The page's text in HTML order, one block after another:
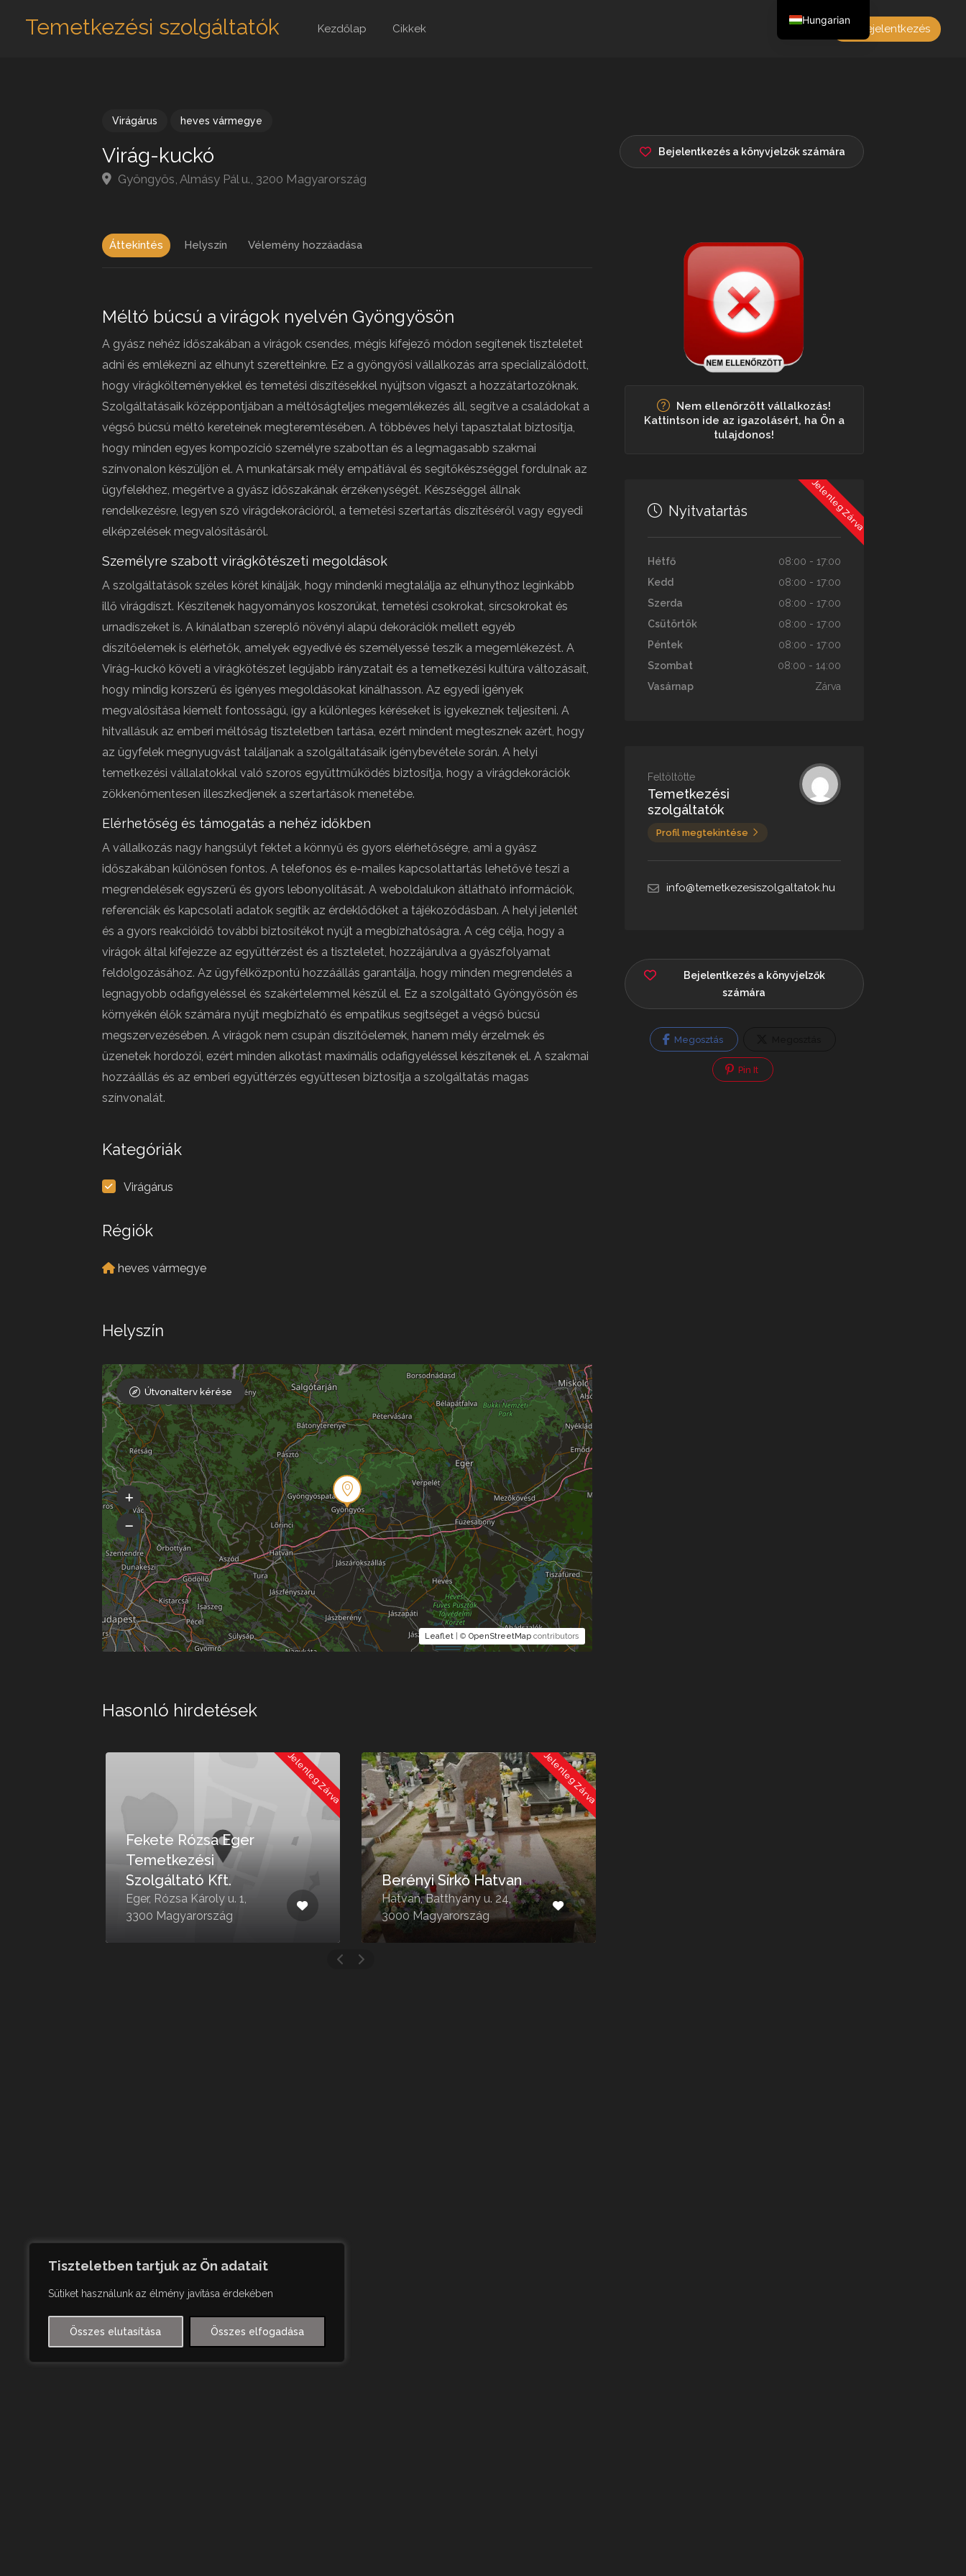
Tiszteletben tartjuk az Ön adatait
Sütiket használunk az élmény javítása érdekében
Összes elutasítása Összes elfogadása
Temetkezési szolgáltatók Kezdőlap Cikkek Bejelentkezés
Virágárus heves vármegye
Virág-kuckó
Gyöngyös, Almásy Pál u., 3200 Magyarország
Bejelentkezés a könyvjelzők számára
Áttekintés Helyszín Vélemény hozzáadása
Méltó búcsú a virágok nyelvén Gyöngyösön
A gyász nehéz időszakában a virágok csendes, mégis kifejező módon segítenek tiszteletet
adni és emlékezni az elhunyt szeretteinkre. Ez a gyöngyösi vállalkozás arra specializálódott,
hogy virágkölteményekkel és temetési díszítésekkel nyújtson vigaszt a hozzátartozóknak.
Szolgáltatásaik középpontjában a méltóságteljes megemlékezés áll, segítve a családokat a
végső búcsú méltó kereteinek megteremtésében. A többéves helyi tapasztalat biztosítja,
hogy minden egyes kompozíció személyre szabottan és a legmagasabb szakmai
színvonalon készüljön el. A munkatársak mély empátiával és segítőkészséggel fordulnak az
ügyfelekhez, megértve a gyász időszakának érzékenységét. Készséggel állnak
rendelkezésre, legyen szó virágdekorációról, a temetési szertartás díszítéséről vagy egyedi
elképzelések megvalósításáról.
Személyre szabott virágkötészeti megoldások
A szolgáltatások széles körét kínálják, hogy mindenki megtalálja az elhunythoz leginkább
illő virágdíszt. Készítenek hagyományos koszorúkat, temetési csokrokat, sírcsokrokat és
urnadíszeket is. A kínálatban szereplő növényi alapú dekorációk mellett egyéb
díszítőelemek is elérhetők, amelyek egyedivé és személyessé teszik a megemlékezést. A
Virág-kuckó követi a virágkötészet legújabb irányzatait és a temetkezési kultúra változásait,
hogy mindig korszerű és igényes megoldásokat kínálhasson. Az egyedi igények
megvalósítása kiemelt fontosságú, így a különleges kéréseket is igyekeznek teljesíteni. A
hitvallásuk az emberi méltóság tiszteletben tartása, ezért mindent megtesznek azért, hogy
az ügyfelek megnyugvást találjanak a szolgáltatásaik igénybevétele során. A helyi
temetkezési vállalatokkal való szoros együttműködés biztosítja, hogy a virágdekorációk
zökkenőmentesen illeszkedjenek a szertartások menetébe.
Elérhetőség és támogatás a nehéz időkben
A vállalkozás nagy hangsúlyt fektet a könnyű és gyors elérhetőségre, ami a gyász
időszakában különösen fontos. A telefonos és e-mailes kapcsolattartás lehetővé teszi a
megrendelések egyszerű és gyors lebonyolítását. A weboldalukon átlátható információk,
referenciák és kapcsolati adatok segítik az érdeklődőket a tájékozódásban. A helyi jelenlét
és a gyors reakcióidő további biztosítékot nyújt a megbízhatóságra. A cég célja, hogy a
virágok által kifejezze az együttérzést és a tiszteletet, hozzájárulva a gyászfolyamat
feldolgozásához. Az ügyfélközpontú hozzáállás garantálja, hogy minden megrendelés a
legnagyobb odafigyeléssel és szakértelemmel készül el. Ez a szolgáltató Gyöngyösön és
környékén élők számára nyújt megbízható és empatikus segítséget a végső búcsú
megszervezésében. A virágok nem csupán díszítőelemek, hanem mély érzelmek és
üzenetek hordozói, ezért minden alkotást maximális odafigyeléssel készítenek el. A szakmai
hozzáállás és az emberi együttérzés együttesen biztosítja a szolgáltatás magas
színvonalát.
Kategóriák
Virágárus
Régiók
heves vármegye
Helyszín
Leaflet| © OpenStreetMapcontributors
Útvonalterv kérése
Hasonló hirdetések
Jelenleg Zárva
Fekete Rózsa Eger
Temetkezési
Szolgáltató Kft.
Eger, Rózsa Károly u. 1,
3300 Magyarország
Jelenleg Zárva
Berényi Sírkő Hatvan
Hatvan, Batthyány u. 24,
3000 Magyarország
Nem ellenőrzött vállalkozás!
Kattintson ide az igazolásért, ha Ön a
tulajdonos!
Jelenleg Zárva
Nyitvatartás
Hétfő
08:00 - 17:00
Kedd
08:00 - 17:00
Szerda
08:00 - 17:00
Csütörtök
08:00 - 17:00
Péntek
08:00 - 17:00
Szombat
08:00 - 14:00
Vasárnap
Zárva
Feltöltötte
Temetkezési
szolgáltatók
Profil megtekintése
info@temetkezesiszolgaltatok.hu
Bejelentkezés a könyvjelzők
számára
Megosztás
Pin It
Hungarian
English
French